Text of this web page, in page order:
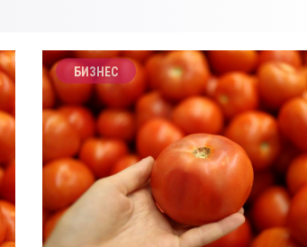
БИЗНЕС